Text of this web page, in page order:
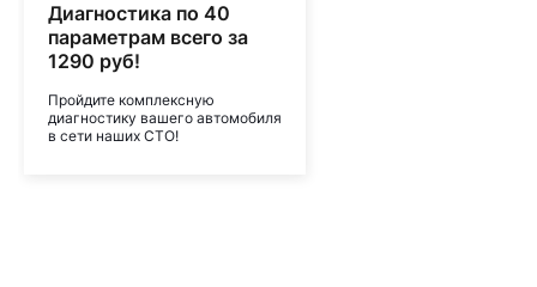
Диагностика по 40
параметрам всего за
1290 руб!
Пройдите комплексную
диагностику вашего автомобиля
в сети наших СТО!